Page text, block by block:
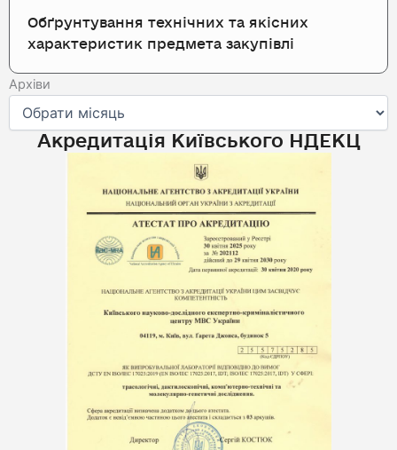
Обґрунтування технічних та якісних
характеристик предмета закупівлі
Архіви
Архіви
Акредитація Київського НДЕКЦ